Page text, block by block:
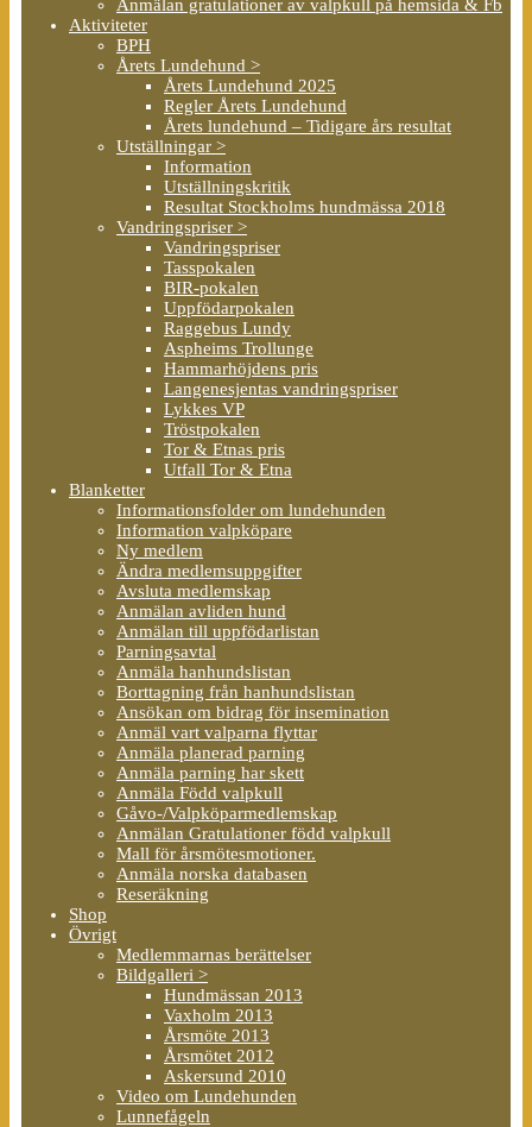
Anmälan gratulationer av valpkull på hemsida & Fb
Aktiviteter
BPH
Årets Lundehund >
Årets Lundehund 2025
Regler Årets Lundehund
Årets lundehund – Tidigare års resultat
Utställningar >
Information
Utställningskritik
Resultat Stockholms hundmässa 2018
Vandringspriser >
Vandringspriser
Tasspokalen
BIR-pokalen
Uppfödarpokalen
Raggebus Lundy
Aspheims Trollunge
Hammarhöjdens pris
Langenesjentas vandringspriser
Lykkes VP
Tröstpokalen
Tor & Etnas pris
Utfall Tor & Etna
Blanketter
Informationsfolder om lundehunden
Information valpköpare
Ny medlem
Ändra medlemsuppgifter
Avsluta medlemskap
Anmälan avliden hund
Anmälan till uppfödarlistan
Parningsavtal
Anmäla hanhundslistan
Borttagning från hanhundslistan
Ansökan om bidrag för insemination
Anmäl vart valparna flyttar
Anmäla planerad parning
Anmäla parning har skett
Anmäla Född valpkull
Gåvo-/Valpköparmedlemskap
Anmälan Gratulationer född valpkull
Mall för årsmötesmotioner.
Anmäla norska databasen
Reseräkning
Shop
Övrigt
Medlemmarnas berättelser
Bildgalleri >
Hundmässan 2013
Vaxholm 2013
Årsmöte 2013
Årsmötet 2012
Askersund 2010
Video om Lundehunden
Lunnefågeln